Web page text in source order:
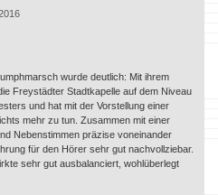
wurde deutlich: Mit ihrem
Freystädter Stadtkapelle auf dem Niveau
und hat mit der Vorstellung einer
mehr zu tun. Zusammen mit einer
Nebenstimmen präzise voneinander
für den Hörer sehr gut nachvollziebar.
sehr gut ausbalanciert, wohlüberlegt